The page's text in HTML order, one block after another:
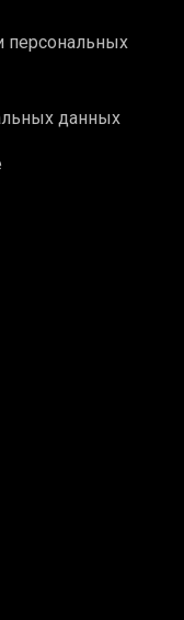
персональных
данных